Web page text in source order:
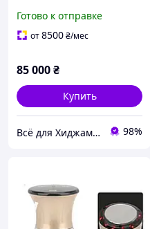
и вакуумом для
коррекции фигуры
Готово к отправке
от8500₴/мес
85 000₴
Купить
Всё для Хиджамы, Массажа, Гирудотерапии и Оздоровления! 98%